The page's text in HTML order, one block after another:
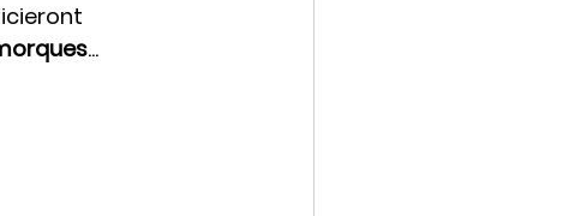
...